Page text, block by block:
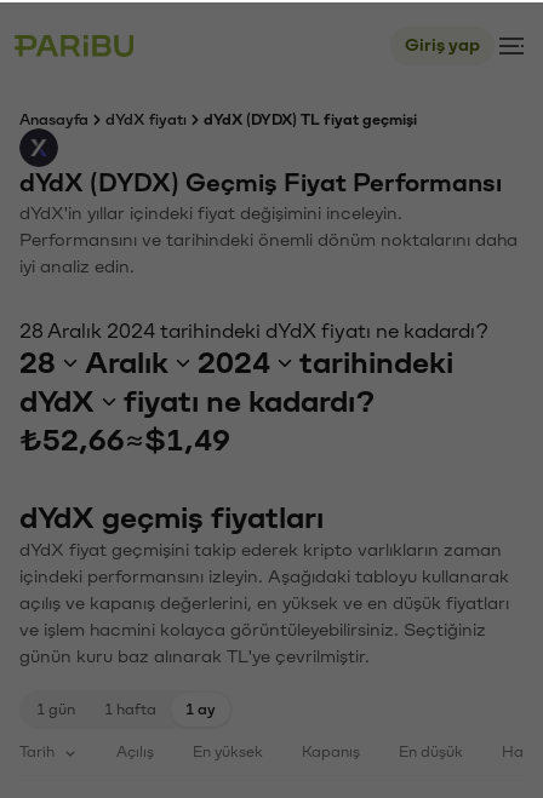
Giriş yap
Anasayfa dYdX fiyatı dYdX (DYDX) TL fiyat geçmişi
dYdX (DYDX) Geçmiş Fiyat Performansı
dYdX'in yıllar içindeki fiyat değişimini inceleyin.
Performansını ve tarihindeki önemli dönüm noktalarını daha
iyi analiz edin.
28 Aralık 2024 tarihindeki dYdX fiyatı ne kadardı?
28 Aralık 2024
tarihindeki
dYdX
fiyatı ne kadardı?
₺52,66≈$1,49
dYdX geçmiş fiyatları
dYdX fiyat geçmişini takip ederek kripto varlıkların zaman
içindeki performansını izleyin. Aşağıdaki tabloyu kullanarak
açılış ve kapanış değerlerini, en yüksek ve en düşük fiyatları
ve işlem hacmini kolayca görüntüleyebilirsiniz. Seçtiğiniz
günün kuru baz alınarak TL'ye çevrilmiştir.
1 gün 1 hafta 1 ay
Tarih Açılış En yüksek Kapanış En düşük